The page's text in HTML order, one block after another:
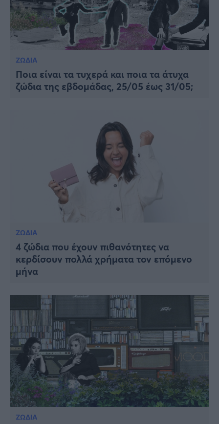
ΖΩΔΙΑ
Ποια είναι τα τυχερά και ποια τα άτυχα
ζώδια της εβδομάδας, 25/05 έως 31/05;
ΖΩΔΙΑ
4 ζώδια που έχουν πιθανότητες να
κερδίσουν πολλά χρήματα τον επόμενο
μήνα
ΖΩΔΙΑ